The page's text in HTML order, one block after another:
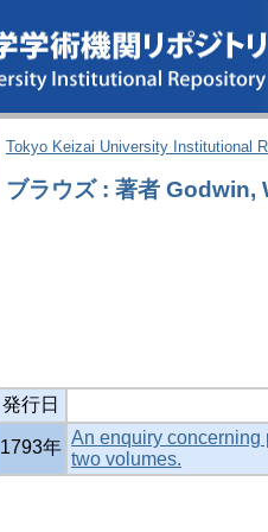
Tokyo Keizai University Institutional
ブラウズ : 著者 Godwin,
発行日
1793年 An enquiry concerning
two volumes.